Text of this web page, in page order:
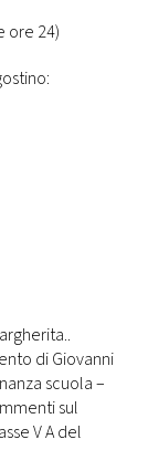
ore 24)
di Giovanni
scuola –
sul
V A del